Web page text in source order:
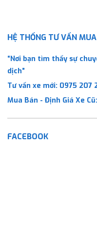
HỆ THỐNG TƯ VẤN
“Nơi bạn tìm thấy sự
dịch”
Tư vấn xe mới: 0975 207
Mua Bán - Định Giá Xe Cũ:
FACEBOOK